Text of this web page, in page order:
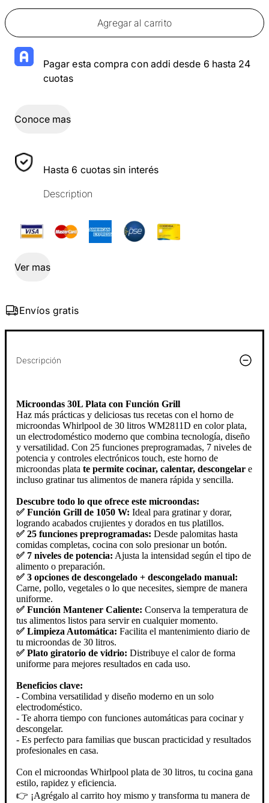
Agregar al carrito
Pagar esta compra con addi desde 6 hasta 24
cuotas
Conoce mas
Hasta 6 cuotas sin interés
Description
Ver mas
Envíos gratis
Descripción
Microondas 30L Plata con Función Grill
Haz más prácticas y deliciosas tus recetas con el horno de
microondas Whirlpool de 30 litros WM2811D en color plata,
un electrodoméstico moderno que combina tecnología, diseño
y versatilidad. Con 25 funciones preprogramadas, 7 niveles de
potencia y controles electrónicos touch, este horno de
microondas plata te permite cocinar, calentar, descongelar e
incluso gratinar tus alimentos de manera rápida y sencilla.
Descubre todo lo que ofrece este microondas:
✅ Función Grill de 1050 W: Ideal para gratinar y dorar,
logrando acabados crujientes y dorados en tus platillos.
✅ 25 funciones preprogramadas: Desde palomitas hasta
comidas completas, cocina con solo presionar un botón.
✅ 7 niveles de potencia: Ajusta la intensidad según el tipo de
alimento o preparación.
✅ 3 opciones de descongelado + descongelado manual:
Carne, pollo, vegetales o lo que necesites, siempre de manera
uniforme.
✅ Función Mantener Caliente: Conserva la temperatura de
tus alimentos listos para servir en cualquier momento.
✅ Limpieza Automática: Facilita el mantenimiento diario de
tu microondas de 30 litros.
✅ Plato giratorio de vidrio: Distribuye el calor de forma
uniforme para mejores resultados en cada uso.
Beneficios clave:
- Combina versatilidad y diseño moderno en un solo
electrodoméstico.
- Te ahorra tiempo con funciones automáticas para cocinar y
descongelar.
- Es perfecto para familias que buscan practicidad y resultados
profesionales en casa.
Con el microondas Whirlpool plata de 30 litros, tu cocina gana
estilo, rapidez y eficiencia.
👉 ¡Agrégalo al carrito hoy mismo y transforma tu manera de